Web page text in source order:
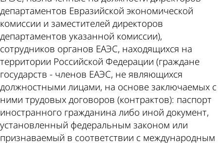
департаментов Евразийской экономической
комиссии и заместителей директоров
департаментов указанной комиссии),
сотрудников органов ЕАЭС, находящихся на
территории Российской Федерации (граждане
государств - членов ЕАЭС, не являющихся
должностными лицами, на основе заключаемых с
ними трудовых договоров (контрактов): паспорт
иностранного гражданина либо иной документ,
установленный федеральным законом или
признаваемый в соответствии с международным